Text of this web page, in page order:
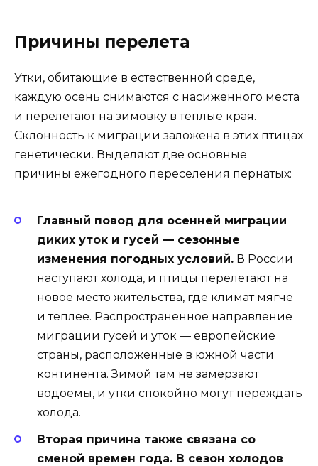
Причины перелета
Утки, обитающие в естественной среде,
каждую осень снимаются с насиженного места
и перелетают на зимовку в теплые края.
Склонность к миграции заложена в этих птицах
генетически. Выделяют две основные
причины ежегодного переселения пернатых:
Главный повод для осенней миграции
диких уток и гусей — сезонные
изменения погодных условий. В России
наступают холода, и птицы перелетают на
новое место жительства, где климат мягче
и теплее. Распространенное направление
миграции гусей и уток — европейские
страны, расположенные в южной части
континента. Зимой там не замерзают
водоемы, и утки спокойно могут переждать
холода.
Вторая причина также связана со
сменой времен года. В сезон холодов